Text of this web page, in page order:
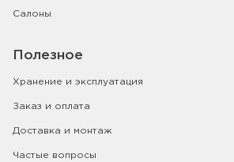
Салоны
Полезное
Хранение и эксплуатация
Заказ и оплата
Доставка и монтаж
Частые вопросы